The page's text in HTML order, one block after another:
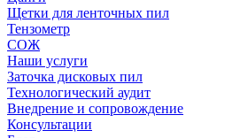
Щетки для ленточных пил
Тензометр
СОЖ
Наши услуги
Заточка дисковых пил
Технологический аудит
Внедрение и сопровождение
Консультации